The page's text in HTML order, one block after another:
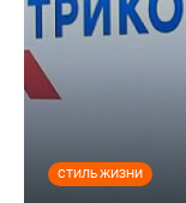
СТИЛЬ ЖИЗНИ